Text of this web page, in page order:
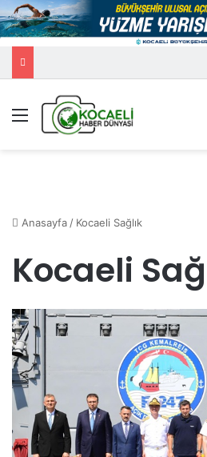
Menü
Anasayfa / Kocaeli Sağlık
Kocaeli